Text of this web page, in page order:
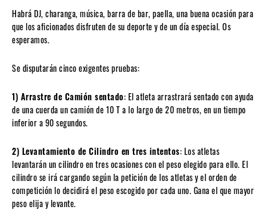
Habrá DJ, charanga, música, barra de bar, paella, una buena ocasión para
que los aficionados disfruten de su deporte y de un día especial. Os
esperamos.
Se disputarán cinco exigentes pruebas:
1) Arrastre de Camión sentado: El atleta arrastrará sentado con ayuda
de una cuerda un camión de 10 T a lo largo de 20 metros, en un tiempo
inferior a 90 segundos.
2) Levantamiento de Cilindro en tres intentos: Los atletas
levantarán un cilindro en tres ocasiones con el peso elegido para ello. El
cilindro se irá cargando según la petición de los atletas y el orden de
competición lo decidirá el peso escogido por cada uno. Gana el que mayor
peso elija y levante.